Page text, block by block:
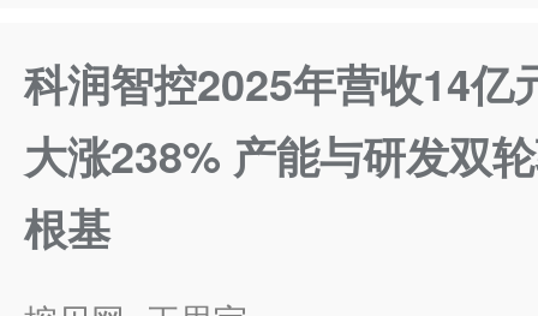
科润智控2025年营收14亿
大涨238% 产能与研发双
根基